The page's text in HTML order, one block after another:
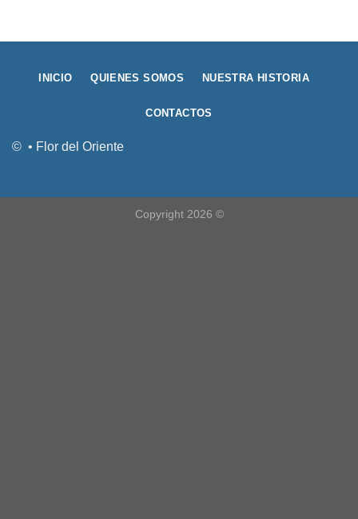
© • Flor del Oriente
INICIO QUIENES SOMOS NUESTRA HISTORIA
CONTACTOS
Copyright 2026 ©